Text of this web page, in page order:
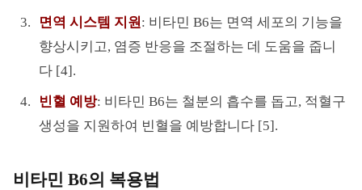
면역 시스템 지원 : 비타민 B6는 면역 세포의 기능을
향상시키고, 염증 반응을 조절하는 데 도움을 줍니
다 [4].
빈혈 예방: 비타민 B6는 철분의 흡수를 돕고, 적혈구
생성을 지원하여 빈혈을 예방합니다 [5].
비타민 B6의 복용법